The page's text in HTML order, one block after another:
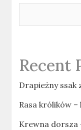
Recent
Drapieżny ssak
Rasa królików –
Krewna dorsza